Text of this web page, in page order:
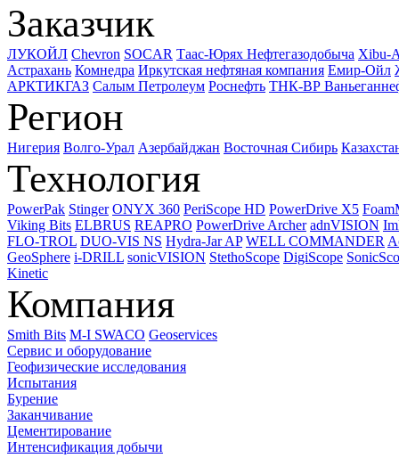
Заказчик
ЛУКОЙЛ Chevron SOCAR Таас-Юрях Нефтегазодобыча Xibu-
Астрахань Комнедра Иркутская нефтяная компания Емир-Ойл
АРКТИКГАЗ Салым Петролеум Роснефть ТНК-ВР
Регион
Нигерия Волго-Урал Азербайджан Восточная Сибирь
Технология
PowerPak Stinger ONYX 360 PeriScope HD PowerDrive X5
Viking Bits ELBRUS REAPRO PowerDrive Archer adnVISION
FLO-TROL DUO-VIS NS Hydra-Jar AP WELL COMMANDER
GeoSphere i-DRILL sonicVISION StethoScope DigiScope
Kinetic
Компания
Smith Bits M-I SWACO Geoservices
Сервис и оборудование
Геофизические исследования
Испытания
Бурение
Заканчивание
Цементирование
Интенсификация добычи